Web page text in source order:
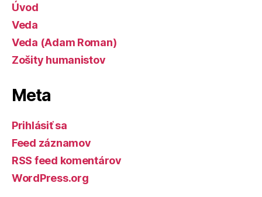
Úvod
Veda
Veda (Adam Roman)
Zošity humanistov
Meta
Prihlásiť sa
Feed záznamov
RSS feed komentárov
WordPress.org